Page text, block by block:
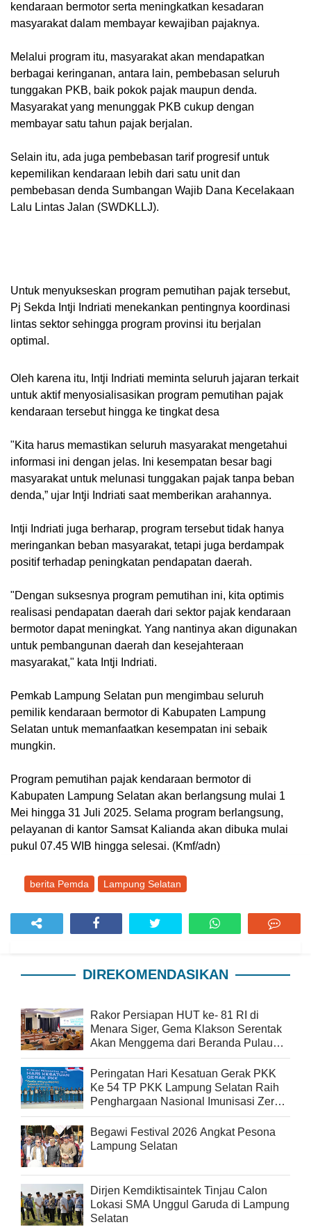
kendaraan bermotor serta meningkatkan kesadaran
masyarakat dalam membayar kewajiban pajaknya.
Melalui program itu, masyarakat akan mendapatkan
berbagai keringanan, antara lain, pembebasan seluruh
tunggakan PKB, baik pokok pajak maupun denda.
Masyarakat yang menunggak PKB cukup dengan
membayar satu tahun pajak berjalan.
Selain itu, ada juga pembebasan tarif progresif untuk
kepemilikan kendaraan lebih dari satu unit dan
pembebasan denda Sumbangan Wajib Dana Kecelakaan
Lalu Lintas Jalan (SWDKLLJ).
Untuk menyukseskan program pemutihan pajak tersebut,
Pj Sekda Intji Indriati menekankan pentingnya koordinasi
lintas sektor sehingga program provinsi itu berjalan
optimal.
Oleh karena itu, Intji Indriati meminta seluruh jajaran terkait
untuk aktif menyosialisasikan program pemutihan pajak
kendaraan tersebut hingga ke tingkat desa
"Kita harus memastikan seluruh masyarakat mengetahui
informasi ini dengan jelas. Ini kesempatan besar bagi
masyarakat untuk melunasi tunggakan pajak tanpa beban
denda,” ujar Intji Indriati saat memberikan arahannya.
Intji Indriati juga berharap, program tersebut tidak hanya
meringankan beban masyarakat, tetapi juga berdampak
positif terhadap peningkatan pendapatan daerah.
"Dengan suksesnya program pemutihan ini, kita optimis
realisasi pendapatan daerah dari sektor pajak kendaraan
bermotor dapat meningkat. Yang nantinya akan digunakan
untuk pembangunan daerah dan kesejahteraan
masyarakat," kata Intji Indriati.
Pemkab Lampung Selatan pun mengimbau seluruh
pemilik kendaraan bermotor di Kabupaten Lampung
Selatan untuk memanfaatkan kesempatan ini sebaik
mungkin.
Program pemutihan pajak kendaraan bermotor di
Kabupaten Lampung Selatan akan berlangsung mulai 1
Mei hingga 31 Juli 2025. Selama program berlangsung,
pelayanan di kantor Samsat Kalianda akan dibuka mulai
pukul 07.45 WIB hingga selesai. (Kmf/adn)
berita Pemda Lampung Selatan
DIREKOMENDASIKAN
Rakor Persiapan HUT ke- 81 RI di
Menara Siger, Gema Klakson Serentak
Akan Menggema dari Beranda Pulau
Sumatra
Peringatan Hari Kesatuan Gerak PKK
Ke 54 TP PKK Lampung Selatan Raih
Penghargaan Nasional Imunisasi Zero
Dose
Begawi Festival 2026 Angkat Pesona
Lampung Selatan
Dirjen Kemdiktisaintek Tinjau Calon
Lokasi SMA Unggul Garuda di Lampung
Selatan